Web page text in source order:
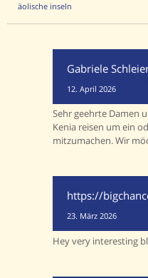
äolische inseln
Gabriele
12. April 2026
Sehr geehrte Damen
Kenia reisen um ein
mitzumachen. Wir
https://
Mongolei-Reisen?
23. März 2026
Hey very interesting